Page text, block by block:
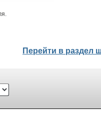
Перейти в раздел